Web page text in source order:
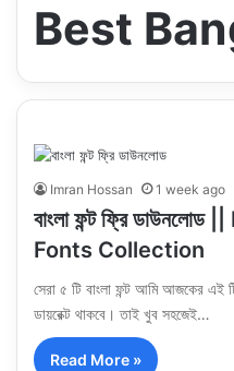
Best
Imran Hossan 1 week ago
বাংলা ফন্ট ফ্রি
Fonts Collection
সেরা ৫ টি বাংলা ফন্ট আমি আজকের
ডায়রেক্ট থাকবে। তাই খুব সহজেই…
Read More »